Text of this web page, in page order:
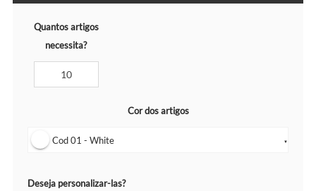
Quantos artigos
necessita?
Cor dos artigos
Cod 01 - White ▼
Deseja personalizar-las?